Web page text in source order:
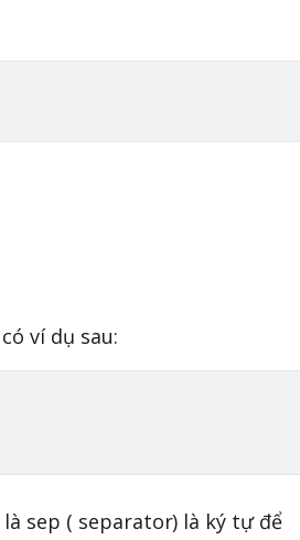
ví dụ sau:
sep ( separator) là ký tự để